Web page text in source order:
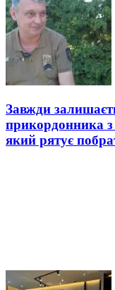
Завжди
прикордонника з
який рятує